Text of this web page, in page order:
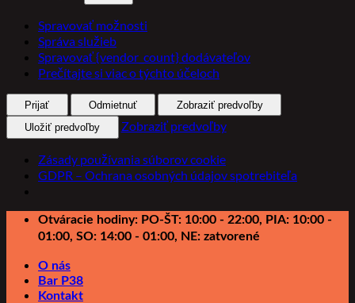
Spravovať možnosti
Správa služieb
Spravovať {vendor_count} dodávateľov
Prečítajte si viac o týchto účeloch
Prijať Odmietnuť
Zobraziť predvoľby
Uložiť predvoľby
Zobraziť predvoľby
Zásady používania súborov cookie
GDPR – Ochrana osobných údajov spotrebiteľa
PreskočiťOtváracie hodiny: PO-ŠT: 10:00 - 22:00, PIA: 10:00 -
01:00, SO: 14:00 - 01:00, NE: zatvorené
O nás
Bar P38
Kontakt